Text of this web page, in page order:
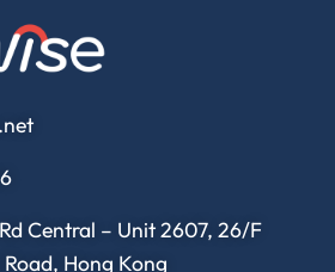
Central – Unit 2607, 26/F
Hong Kong